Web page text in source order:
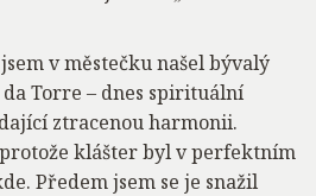
v městečku našel bývalý
Torre – dnes spirituální
ztracenou harmonii.
klášter byl v perfektním
Předem jsem se je snažil